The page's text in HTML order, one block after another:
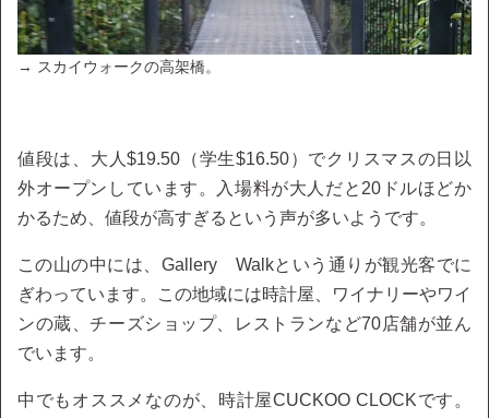
→ スカイウォークの高架橋。
値段は、大人$19.50（学生$16.50）でクリスマスの日以
外オープンしています。入場料が大人だと20ドルほどか
かるため、値段が高すぎるという声が多いようです。
この山の中には、Gallery Walkという通りが観光客でに
ぎわっています。この地域には時計屋、ワイナリーやワイ
ンの蔵、チーズショップ、レストランなど70店舗が並ん
でいます。
中でもオススメなのが、時計屋CUCKOO CLOCKです。